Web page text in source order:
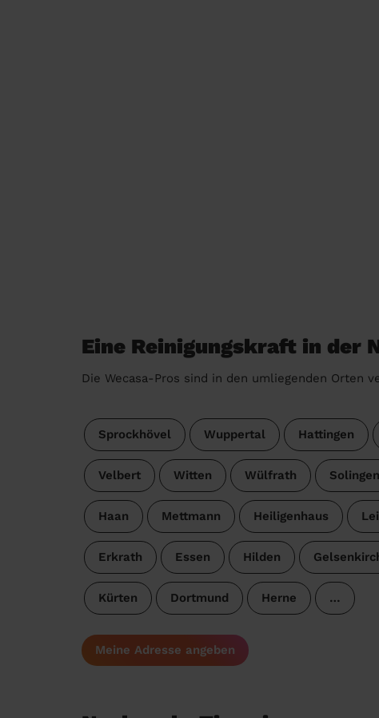
Eine Reinigungskraft in der
Die Wecasa-Pros sind in den umliegenden Orten
Sprockhövel Wuppertal Hattingen
Velbert Witten Wülfrath Solingen
Haan Mettmann Heiligenhaus
Erkrath Essen Hilden
Kürten Dortmund Herne …
Meine Adresse angeben